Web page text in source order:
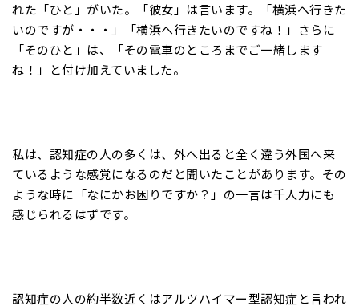
れた「ひと」がいた。「彼女」は言います。「横浜へ行きた
いのですが・・・」「横浜へ行きたいのですね！」さらに
「そのひと」は、「その電車のところまでご一緒します
ね！」と付け加えていました。
私は、認知症の人の多くは、外へ出ると全く違う外国へ来
ているような感覚になるのだと聞いたことがあります。その
ような時に「なにかお困りですか？」の一言は千人力にも
感じられるはずです。
認知症の人の約半数近くはアルツハイマー型認知症と言われ